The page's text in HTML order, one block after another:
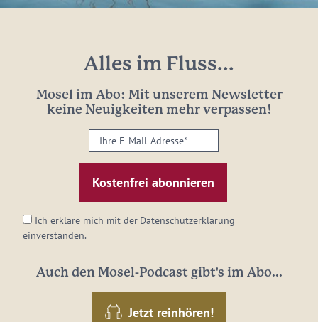
Alles im Fluss...
Mosel im Abo: Mit unserem Newsletter
keine Neuigkeiten mehr verpassen!
Ihre
E-
Mail-
Adresse:
Ich erkläre mich mit der Datenschutzerklärung
einverstanden.
Auch den Mosel-Podcast gibt's im Abo...
Jetzt reinhören!